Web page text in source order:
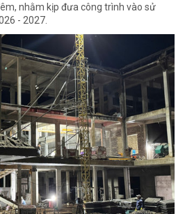
nhằm kịp đưa công trình vào sử
- 2027.